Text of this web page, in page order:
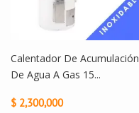
Calentador De Acumulación
De Agua A Gas 15...
$ 2,300,000